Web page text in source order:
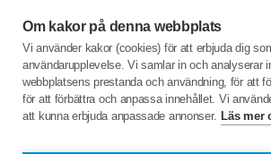
Om kakor på denna webbplats
Vi använder kakor (cookies) för att erbjuda dig
användarupplevelse. Vi samlar in och analyserar
webbplatsens prestanda och användning, för att
för att förbättra och anpassa innehållet. Vi
att kunna erbjuda anpassade annonser. Läs mer
Kommande resor
Arkiv
C/o:Stanley Lysell